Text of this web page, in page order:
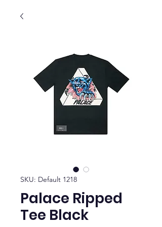
SKU: Default 1218
Palace Ripped
Tee Black